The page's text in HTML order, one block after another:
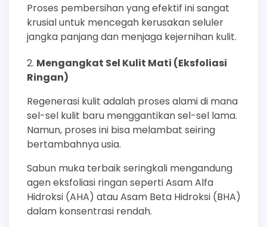
Proses pembersihan yang efektif ini sangat
krusial untuk mencegah kerusakan seluler
jangka panjang dan menjaga kejernihan kulit.
Mengangkat Sel Kulit Mati (Eksfoliasi
Ringan)
Regenerasi kulit adalah proses alami di mana
sel-sel kulit baru menggantikan sel-sel lama.
Namun, proses ini bisa melambat seiring
bertambahnya usia.
Sabun muka terbaik seringkali mengandung
agen eksfoliasi ringan seperti Asam Alfa
Hidroksi (AHA) atau Asam Beta Hidroksi (BHA)
dalam konsentrasi rendah.